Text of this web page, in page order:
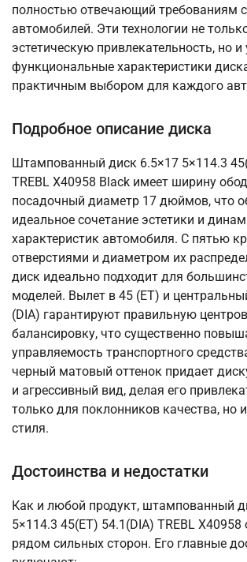
полностью отвечающий требованиям
автомобилей. Эти технологии не
эстетическую привлекательность, но
функциональные характеристики
практичным выбором для каждого
Подробное описание диска
Штампованный диск 6.5×17 5×114.3
TREBL X40958 Black имеет ширину
посадочный диаметр 17 дюймов, что
идеальное сочетание эстетики и
характеристик автомобиля. С пятью
отверстиями и диаметром их
диск идеально подходит для
моделей. Вылет в 45 (ET) и
(DIA) гарантируют правильную
балансировку, что существенно
управляемость транспортного
черный матовый оттенок придает
и агрессивный вид, делая его
только для поклонников качества, но
стиля.
Достоинства и недостатки
Как и любой продукт, штампованный
5×114.3 45(ET) 54.1(DIA) TREBL X40958
рядом сильных сторон. Его главные